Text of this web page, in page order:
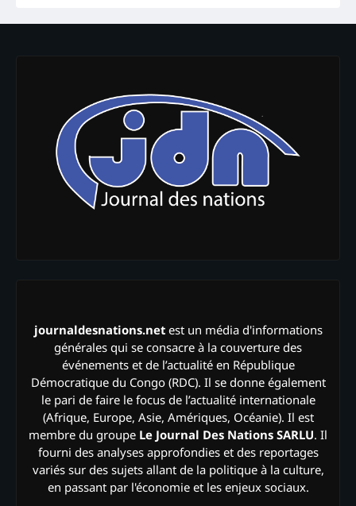
journaldesnations.netest un média d'informations
générales qui se consacre à la couverture des
événements et de l’actualité en République
Démocratique du Congo (RDC). Il se donne également
le pari de faire le focus de l’actualité internationale
(Afrique, Europe, Asie, Amériques, Océanie). Il est
membre du groupe Le Journal Des Nations SARLU. Il
fourni des analyses approfondies et des reportages
variés sur des sujets allant de la politique à la culture,
en passant par l'économie et les enjeux sociaux.